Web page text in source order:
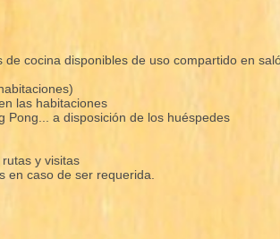
cocina disponibles de uso compartido en
las habitaciones
Pong... a disposición de los huéspedes
y visitas
en caso de ser requerida.